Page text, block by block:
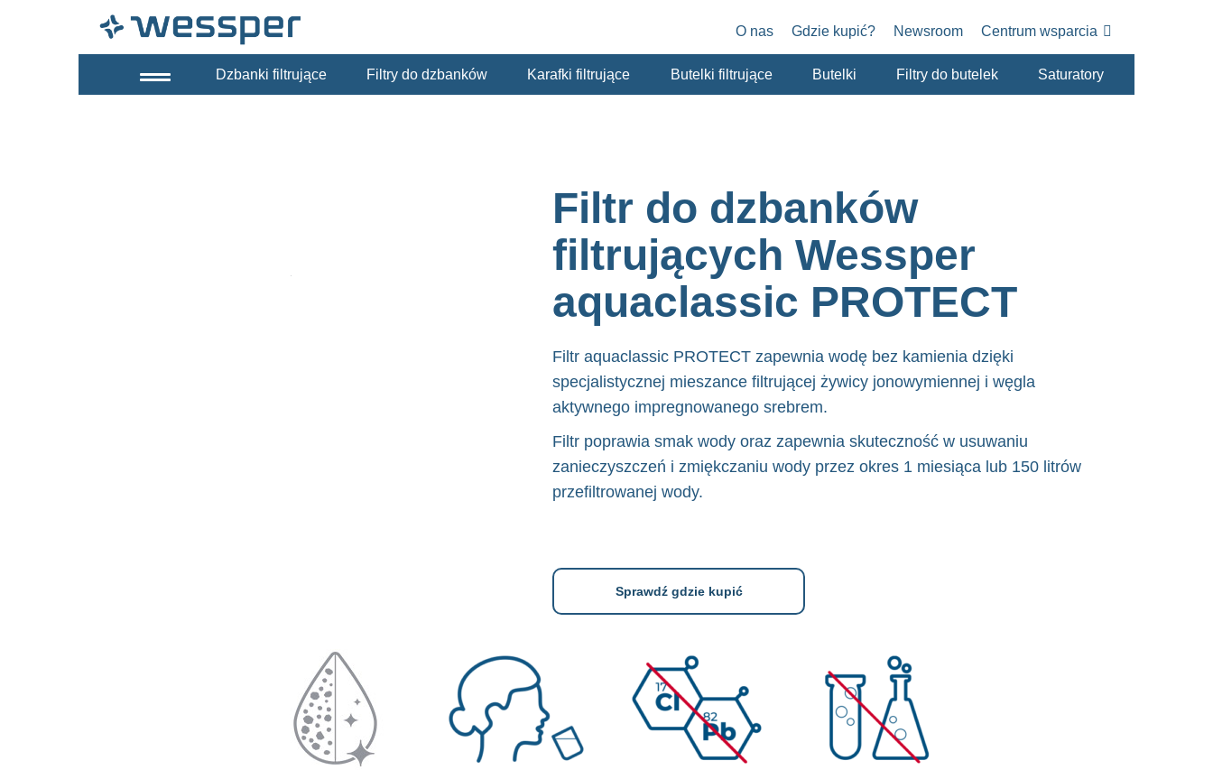
O nas Gdzie kupić? Newsroom Centrum wsparcia
Dzbanki filtrujące Filtry do dzbanków Karafki filtrujące Butelki filtrujące Butelki Filtry do butelek Saturatory
Filtr do dzbanków
filtrujących Wessper
aquaclassic PROTECT
Filtr aquaclassic PROTECT zapewnia wodę bez kamienia dzięki
specjalistycznej mieszance filtrującej żywicy jonowymiennej i węgla
aktywnego impregnowanego srebrem.
Filtr poprawia smak wody oraz zapewnia skuteczność w usuwaniu
zanieczyszczeń i zmiękczaniu wody przez okres 1 miesiąca lub 150 litrów
przefiltrowanej wody.
Sprawdź gdzie kupić